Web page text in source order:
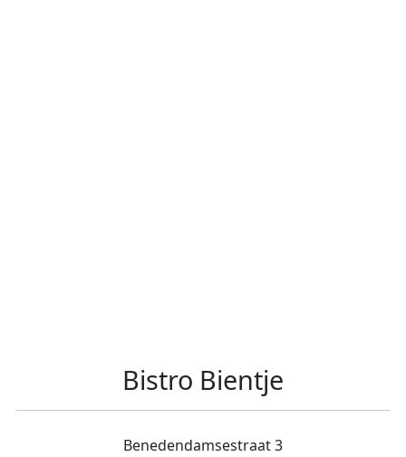
Bistro Bientje
Benedendamsestraat 3